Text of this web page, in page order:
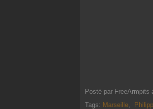
Posté par FreeArmpits
Tags: Marseille,